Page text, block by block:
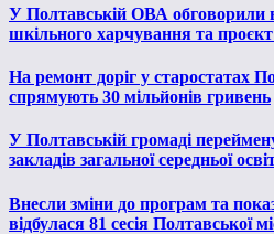
У Полтавській ОВА
шкільного харчування та
На ремонт доріг у старостатах
спрямують 30 мільйонів гривень
У Полтавській громаді
закладів загальної середньої
Внесли зміни до програм та
відбулася 81 сесія Полтавської